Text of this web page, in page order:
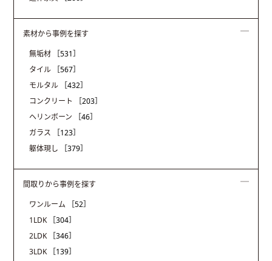
素材から事例を探す
無垢材
［531］
タイル
［567］
モルタル
［432］
コンクリート
［203］
ヘリンボーン
［46］
ガラス
［123］
躯体現し
［379］
間取りから事例を探す
ワンルーム
［52］
1LDK
［304］
2LDK
［346］
3LDK
［139］